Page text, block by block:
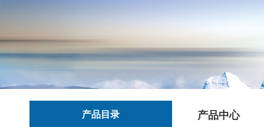
产品目录 产品中心